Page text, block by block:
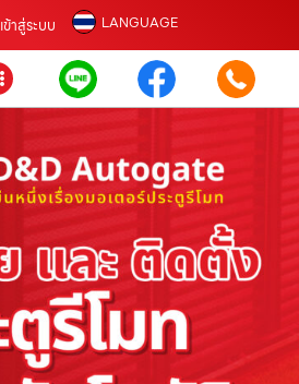
เข้าสู่ระบบ LANGUAGE